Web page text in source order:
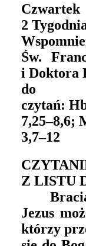
Czwartek
2
Św.
i Doktora
do
czytań:
7,25–8,6;
3,7–12
Z LISTU
Jezus
którzy